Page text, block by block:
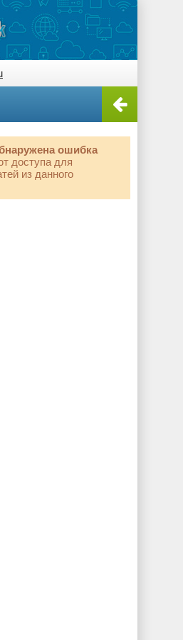
ошибка
доступа для
из данного